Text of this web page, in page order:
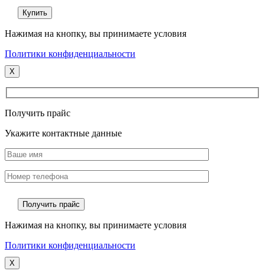
Нажимая на кнопку, вы принимаете условия
Политики конфиденциальности
X
Получить прайс
Укажите контактные данные
Нажимая на кнопку, вы принимаете условия
Политики конфиденциальности
X